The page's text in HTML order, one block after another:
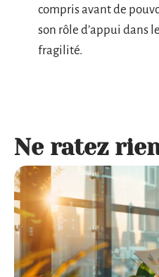
compris avant de
son rôle d’appui dans
fragilité.
Ne ratez